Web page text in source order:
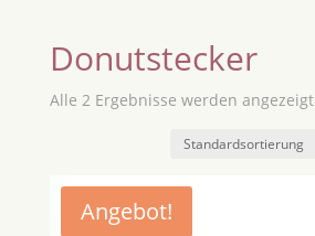
Donutstecker
Alle 2 Ergebnisse werden angezeigt
Angebot!